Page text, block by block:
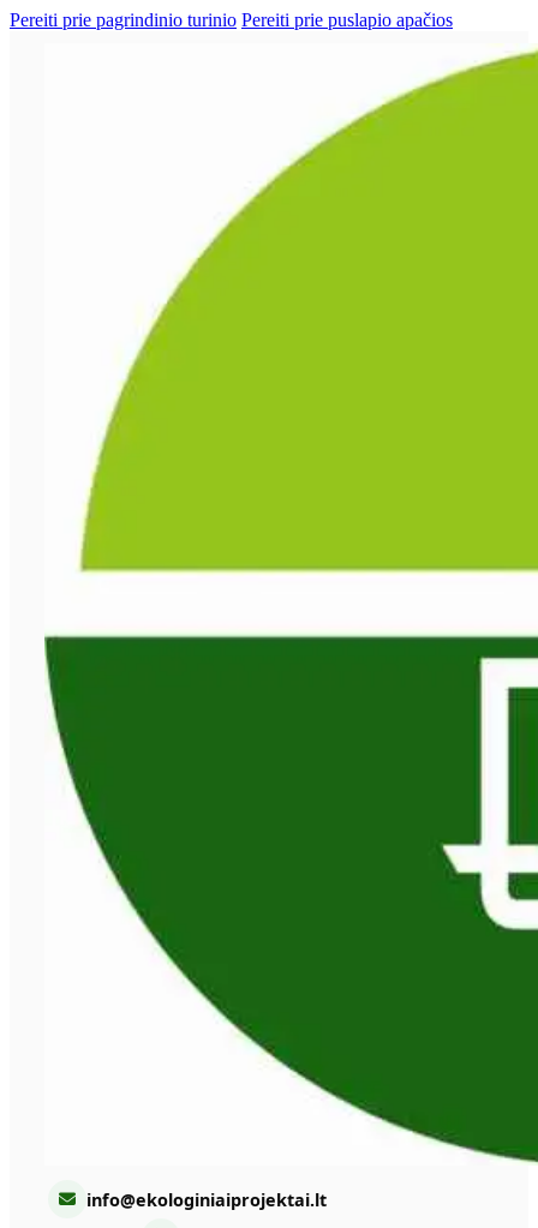
Pereiti prie pagrindinio turinio Pereiti prie puslapio apačios
info@ekologiniaiprojektai.lt